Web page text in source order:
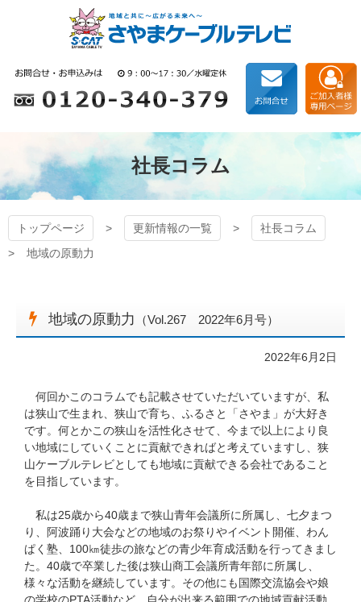
プ
狭山ケーブルテレビ
社長コラム
トップページ 更新情報の一覧
社長コラム
地域の原動力
地域の原動力 （Vol.267 2022年6月号）
2022年6月2日
何回かこのコラムでも記載させていただいていますが、私
は狭山で生まれ、狭山で育ち、ふるさと「さやま」が大好き
です。何とかこの狭山を活性化させて、今まで以上により良
い地域にしていくことに貢献できればと考えていますし、狭
山ケーブルテレビとしても地域に貢献できる会社であること
を目指しています。
私は25歳から40歳まで狭山青年会議所に所属し、七夕まつ
り、阿波踊り大会などの地域のお祭りやイベント開催、わん
ぱく塾、100㎞徒歩の旅などの青少年育成活動を行ってきまし
た。40歳で卒業した後は狭山商工会議所青年部に所属し、
様々な活動を継続しています。その他にも国際交流協会や娘